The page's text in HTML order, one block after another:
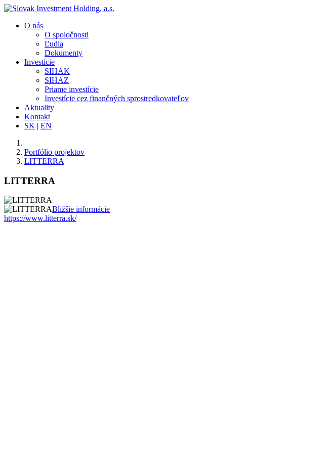
O nás
O spoločnosti
Ľudia
Dokumenty
Investície
SIHAK
SIHAZ
Priame investície
Investície cez finančných sprostredkovateľov
Aktuality
Kontakt
SK | EN
Portfólio projektov
LITTERRA
LITTERRA
Bližšie informácie
https://www.litterra.sk/